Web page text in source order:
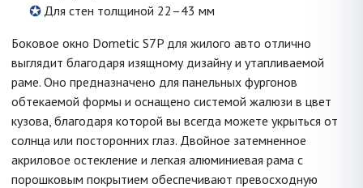
Для стен толщиной 22–43 мм
Боковое окно Dometic S7P для жилого авто отлично
выглядит благодаря изящному дизайну и утапливаемой
раме. Оно предназначено для панельных фургонов
обтекаемой формы и оснащено системой жалюзи в цвет
кузова, благодаря которой вы всегда можете укрыться от
солнца или посторонних глаз. Двойное затемненное
акриловое остекление и легкая алюминиевая рама с
порошковым покрытием обеспечивают превосходную